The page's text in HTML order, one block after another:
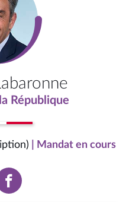
République
| Mandat en cours
la